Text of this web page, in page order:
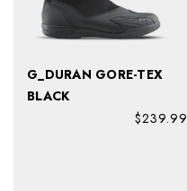
G_DURAN GORE-TEX
BLACK
$239.99